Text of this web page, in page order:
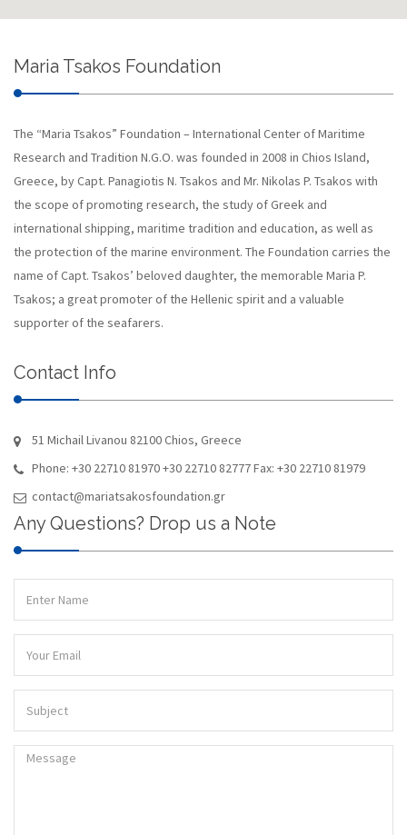
Maria Tsakos Foundation
The “Maria Tsakos” Foundation – International Center of Maritime
Research and Tradition N.G.O. was founded in 2008 in Chios Island,
Greece, by Capt. Panagiotis N. Tsakos and Mr. Nikolas P. Tsakos with
the scope of promoting research, the study of Greek and
international shipping, maritime tradition and education, as well as
the protection of the marine environment. The Foundation carries the
name of Capt. Tsakos’ beloved daughter, the memorable Maria P.
Tsakos; a great promoter of the Hellenic spirit and a valuable
supporter of the seafarers.
Contact Info
51 Michail Livanou 82100 Chios, Greece
Phone: +30 22710 81970 +30 22710 82777 Fax: +30 22710 81979
contact@mariatsakosfoundation.gr
Any Questions? Drop us a Note